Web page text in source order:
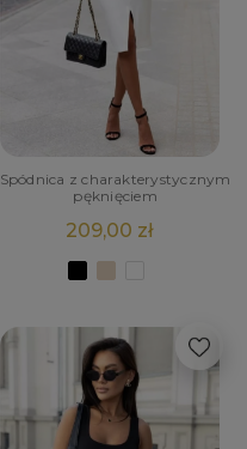
Spódnica z charakterystycznym
pęknięciem
209,00 zł